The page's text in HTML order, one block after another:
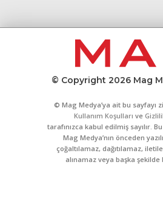
© Copyright 2026 Mag
© Mag Medya’ya ait bu sayfayı
Kullanım Koşulları ve
tarafınızca kabul edilmiş sayılır.
Mag Medya’nın önceden
çoğaltılamaz, dağıtılamaz,
alınamaz veya başka şekilde